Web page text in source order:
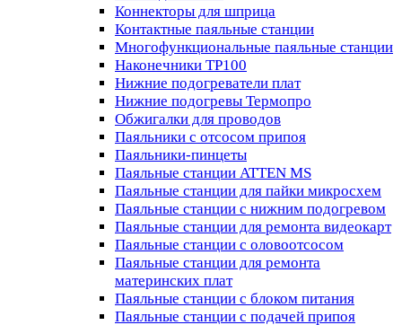
Коннекторы для шприца
Контактные паяльные станции
Многофункциональные паяльные станции
Наконечники TP100
Нижние подогреватели плат
Нижние подогревы Термопро
Обжигалки для проводов
Паяльники с отсосом припоя
Паяльники-пинцеты
Паяльные станции ATTEN MS
Паяльные станции для пайки микросхем
Паяльные станции с нижним подогревом
Паяльные станции для ремонта видеокарт
Паяльные станции с оловоотсосом
Паяльные станции для ремонта
материнских плат
Паяльные станции с блоком питания
Паяльные станции с подачей припоя